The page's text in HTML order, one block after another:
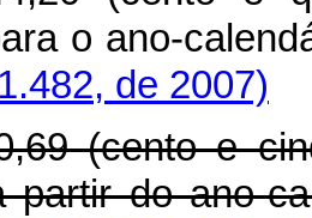
para o
de 2007)
(cento e
a partir